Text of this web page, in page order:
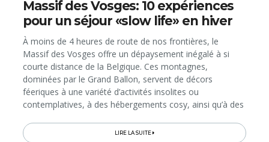
Massif des Vosges: 10 expériences
pour un séjour «slow life» en hiver
À moins de 4 heures de route de nos frontières, le
Massif des Vosges offre un dépaysement inégalé à si
courte distance de la Belgique. Ces montagnes,
dominées par le Grand Ballon, servent de décors
féeriques à une variété d’activités insolites ou
contemplatives, à des hébergements cosy, ainsi qu’à des
expériences à vivre qui vous...
LIRE LA SUITE